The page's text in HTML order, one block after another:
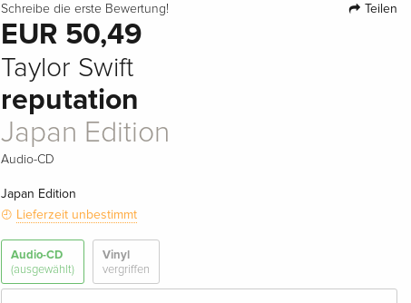
Schreibe die erste Bewertung! Teilen
EUR 50,49
Taylor Swift
reputation
Japan Edition
Audio-CD
Japan Edition
Lieferzeit unbestimmt
Audio-CD
(ausgewählt)
Vinyl
vergriffen